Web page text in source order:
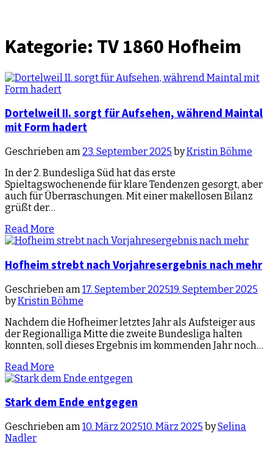
Kategorie: TV 1860 Hofheim
Dortelweil II. sorgt für Aufsehen, während Maintal
mit Form hadert
Geschrieben am 23. September 2025 byKristin Böhme
In der 2. Bundesliga Süd hat das erste
Spieltagswochenende für klare Tendenzen gesorgt, aber
auch für Überraschungen. Mit einer makellosen Bilanz
grüßt der…
Read More
Hofheim strebt nach Vorjahresergebnis nach mehr
Geschrieben am 17. September 202519. September 2025
byKristin Böhme
Nachdem die Hofheimer letztes Jahr als Aufsteiger aus
der Regionalliga Mitte die zweite Bundesliga halten
konnten, soll dieses Ergebnis im kommenden Jahr noch…
Read More
Stark dem Ende entgegen
Geschrieben am10. März 202510. März 2025 bySelina
Nadler